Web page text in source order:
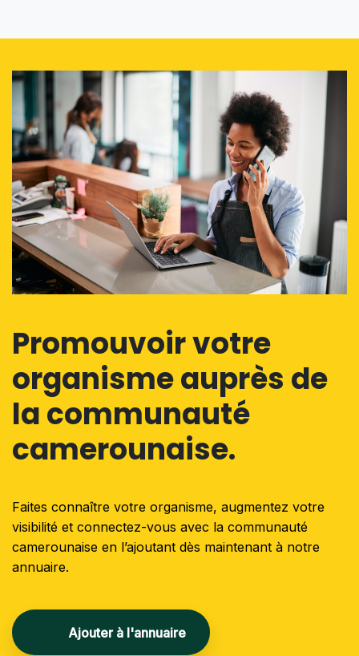
Promouvoir votre
organisme auprès de
la communauté
camerounaise.
Faites connaître votre organisme, augmentez votre
visibilité et connectez-vous avec la communauté
camerounaise en l’ajoutant dès maintenant à notre
annuaire.
Ajouter à l'annuaire